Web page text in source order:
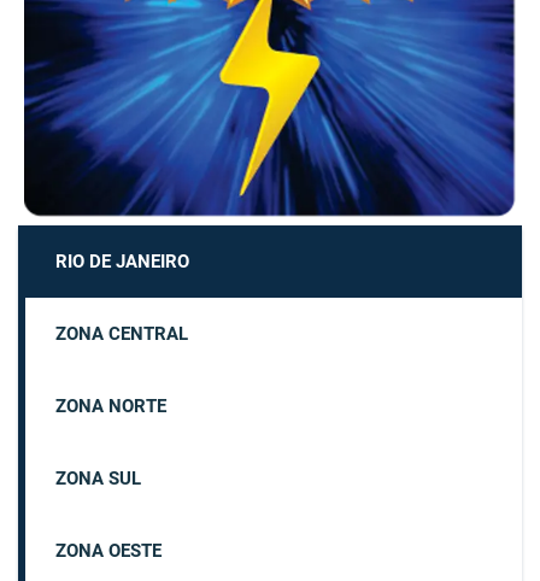
RIO DE JANEIRO
ZONA CENTRAL
ZONA NORTE
ZONA SUL
ZONA OESTE